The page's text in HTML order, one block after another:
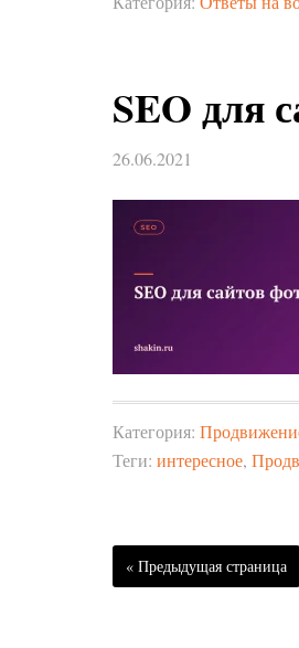
SEO для
26.06.2021
Категория:
Теги: интересное,
« Предыдущая страница